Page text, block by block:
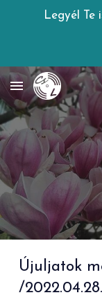
Skip to main
Legyél Te
Újuljatok
/2022.04.28